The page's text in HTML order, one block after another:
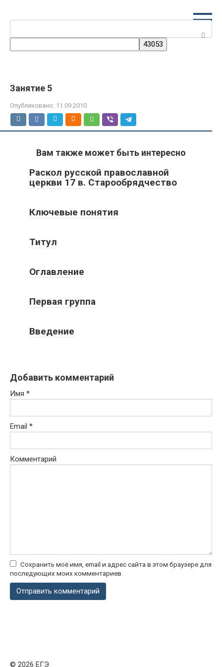
Занятие 5
Опубликовано: 11.09.2010
Вам также может быть интересно
Раскол русской православной
церкви 17 в. Старообрядчество
Ключевые понятия
Титул
Оглавление
Первая группа
Введение
Добавить комментарий
Имя *
Email *
Комментарий
Сохранить моё имя, email и адрес сайта в этом браузере для
последующих моих комментариев.
© 2026 ЕГЭ